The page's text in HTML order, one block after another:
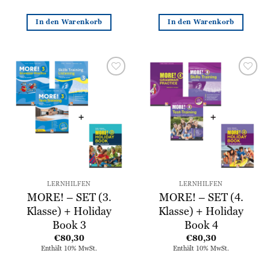
In den Warenkorb In den Warenkorb
Wunschliste
hinzufügen
LERNHILFEN
MORE! – SET (3.
Klasse) + Holiday
Book 3
€80,30
Enthält 10% MwSt.
Wunschliste
hinzufügen
LERNHILFEN
MORE! – SET (4.
Klasse) + Holiday
Book 4
€80,30
Enthält 10% MwSt.